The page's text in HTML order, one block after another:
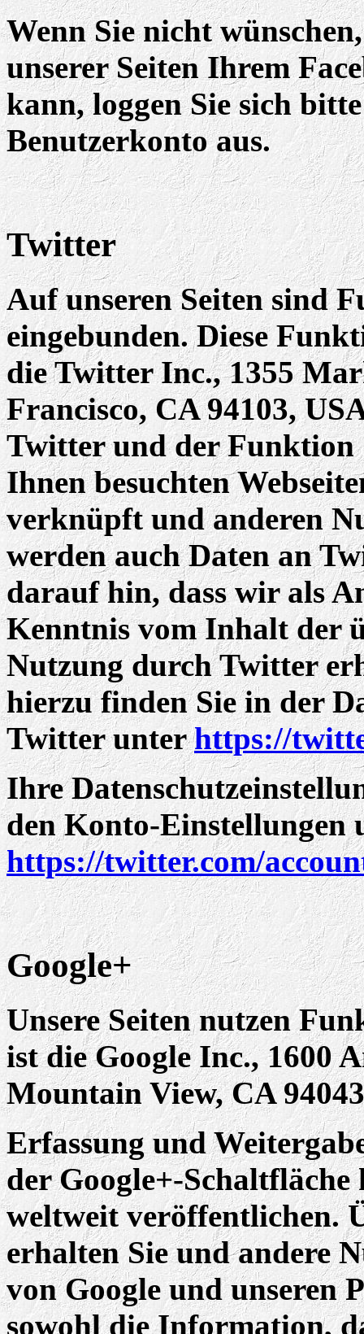
Wenn Sie nicht
unserer Seiten Ihrem
kann, loggen Sie sich
Benutzerkonto aus.
Twitter
Auf unseren Seiten sind
eingebunden. Diese
die Twitter Inc., 1355
Francisco, CA 94103,
Twitter und der Funktion
Ihnen besuchten
verknüpft und anderen
werden auch Daten an
darauf hin, dass wir als
Kenntnis vom Inhalt der
Nutzung durch Twitter
hierzu finden Sie in der
Twitter unterhttps://
Ihre
den Konto-Einstellungen
https://twitter.com/
Google+
Unsere Seiten nutzen
ist die Google Inc., 1600
Mountain View, CA
Erfassung und
der Google+-
weltweit veröffentlichen.
erhalten Sie und andere
von Google und unseren
sowohl die Information,